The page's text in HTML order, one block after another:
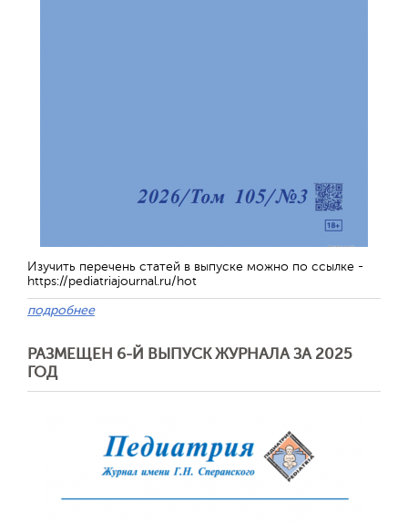
Изучить перечень статей в выпуске можно по ссылке -
https://pediatriajournal.ru/hot
подробнее
РАЗМЕЩЕН 6-Й ВЫПУСК ЖУРНАЛА ЗА 2025
ГОД